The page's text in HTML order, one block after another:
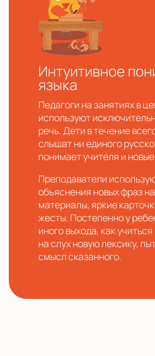
Интуитивное
языка
Педагоги на занятиях в
используют
речь. Дети в течение
слышат ни единого
понимает учителя и
Преподаватели
объяснения новых фраз
материалы, яркие
жесты. Постепенно у
иного выхода, как
на слух новую лексику,
смысл сказанного.